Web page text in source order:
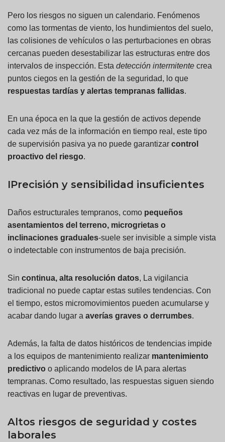
Pero los riesgos no siguen un calendario. Fenómenos
como las tormentas de viento, los hundimientos del suelo,
las colisiones de vehículos o las perturbaciones en obras
cercanas pueden desestabilizar las estructuras entre dos
intervalos de inspección. Esta detección intermitente crea
puntos ciegos en la gestión de la seguridad, lo que
respuestas tardías y alertas tempranas fallidas.
En una época en la que la gestión de activos depende
cada vez más de la información en tiempo real, este tipo
de supervisión pasiva ya no puede garantizar control
proactivo del riesgo.
IPrecisión y sensibilidad insuficientes
Daños estructurales tempranos, como pequeños
asentamientos del terreno, microgrietas o
inclinaciones graduales-suele ser invisible a simple vista
o indetectable con instrumentos de baja precisión.
Sin continua, alta resolución datos, La vigilancia
tradicional no puede captar estas sutiles tendencias. Con
el tiempo, estos micromovimientos pueden acumularse y
acabar dando lugar a averías graves o derrumbes.
Además, la falta de datos históricos de tendencias impide
a los equipos de mantenimiento realizar mantenimiento
predictivo o aplicando modelos de IA para alertas
tempranas. Como resultado, las respuestas siguen siendo
reactivas en lugar de preventivas.
Altos riesgos de seguridad y costes
laborales